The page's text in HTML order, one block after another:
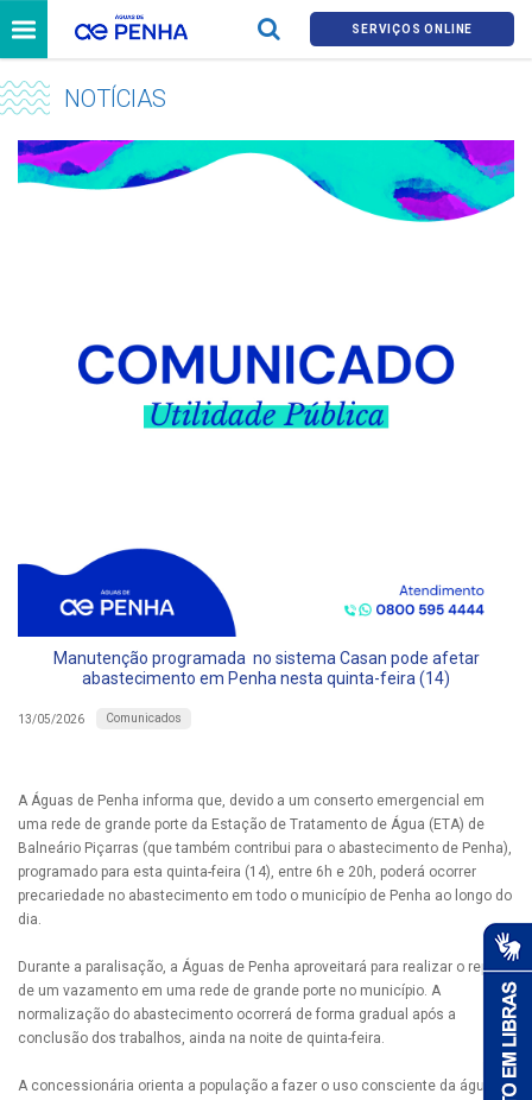
SERVIÇOS ONLINE
NOTÍCIAS
Manutenção programada no sistema Casan pode afetar
abastecimento em Penha nesta quinta-feira (14)
13/05/2026 Comunicados
A Águas de Penha informa que, devido a um conserto emergencial em
uma rede de grande porte da Estação de Tratamento de Água (ETA) de
Balneário Piçarras (que também contribui para o abastecimento de Penha),
programado para esta quinta-feira (14), entre 6h e 20h, poderá ocorrer
precariedade no abastecimento em todo o município de Penha ao longo do
dia.
Durante a paralisação, a Águas de Penha aproveitará para realizar o reparo
de um vazamento em uma rede de grande porte no município. A
normalização do abastecimento ocorrerá de forma gradual após a
conclusão dos trabalhos, ainda na noite de quinta-feira.
A concessionária orienta a população a fazer o uso consciente da água,